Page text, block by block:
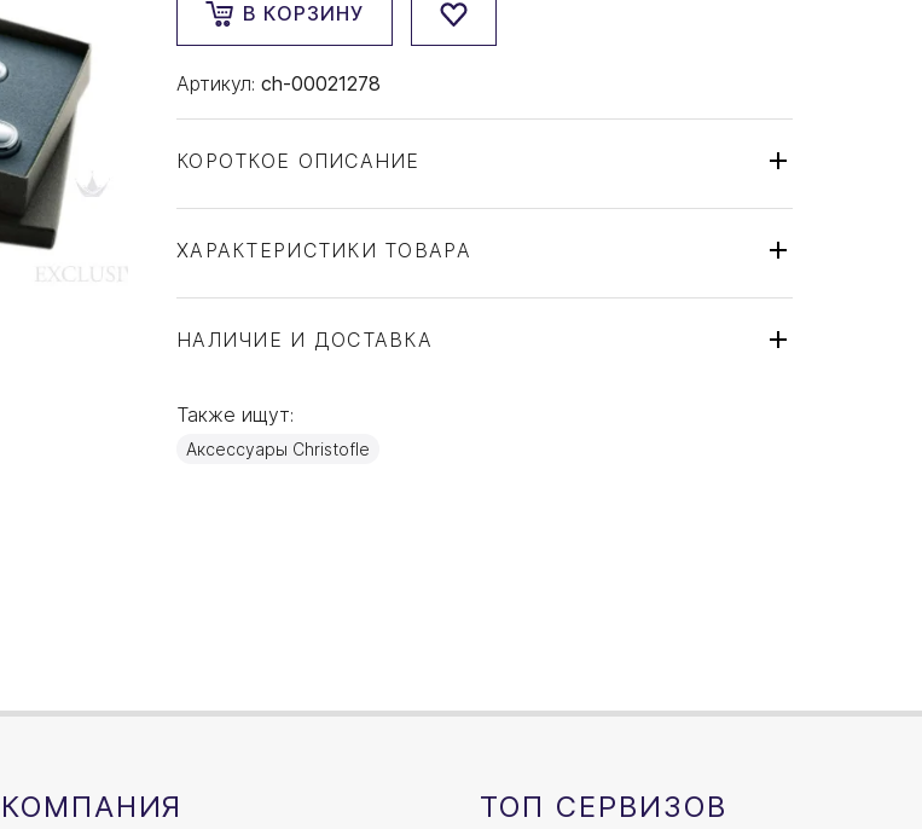
В КОРЗИНУ
Артикул: ch-00021278
КОРОТКОЕ ОПИСАНИЕ
ХАРАКТЕРИСТИКИ ТОВАРА
Коллекция
Albi
Материал
Объем / Размер
НАЛИЧИЕ И ДОСТАВКА
Также ищут:
Аксессуары Christofle
КОМПАНИЯ ТОП СЕРВИЗОВ